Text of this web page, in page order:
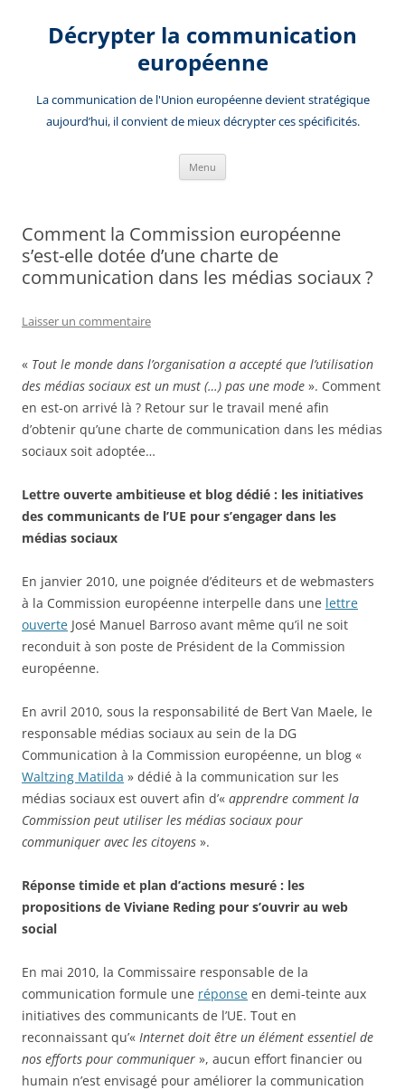
contenuDécrypter la communication
européenne
La communication de l'Union européenne devient stratégique
aujourd’hui, il convient de mieux décrypter ces spécificités.
Menu
Comment la Commission européenne
s’est-elle dotée d’une charte de
communication dans les médias sociaux ?
Laisser un commentaire
« Tout le monde dans l’organisation a accepté que l’utilisation
des médias sociaux est un must (…) pas une mode ». Comment
en est-on arrivé là ? Retour sur le travail mené afin
d’obtenir qu’une charte de communication dans les médias
sociaux soit adoptée…
Lettre ouverte ambitieuse et blog dédié : les initiatives
des communicants de l’UE pour s’engager dans les
médias sociaux
En janvier 2010, une poignée d’éditeurs et de webmasters
à la Commission européenne interpelle dans une lettre
ouverte José Manuel Barroso avant même qu’il ne soit
reconduit à son poste de Président de la Commission
européenne.
En avril 2010, sous la responsabilité de Bert Van Maele, le
responsable médias sociaux au sein de la DG
Communication à la Commission européenne, un blog «
Waltzing Matilda » dédié à la communication sur les
médias sociaux est ouvert afin d’« apprendre comment la
Commission peut utiliser les médias sociaux pour
communiquer avec les citoyens ».
Réponse timide et plan d’actions mesuré : les
propositions de Viviane Reding pour s’ouvrir au web
social
En mai 2010, la Commissaire responsable de la
communication formule une réponse en demi-teinte aux
initiatives des communicants de l’UE. Tout en
reconnaissant qu’« Internet doit être un élément essentiel de
nos efforts pour communiquer », aucun effort financier ou
humain n’est envisagé pour améliorer la communication